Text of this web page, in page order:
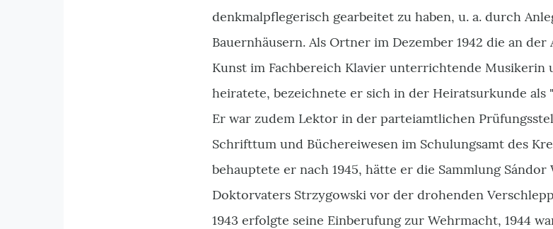
denkmalpflegerisch gearbeitet zu haben, u. a. durch
Bauernhäusern. Als Ortner im Dezember 1942 die an
Kunst im Fachbereich Klavier unterrichtende Musikerin
heiratete, bezeichnete er sich in der Heiratsurkunde als
Er war zudem Lektor in der parteiamtlichen
Schrifttum und Büchereiwesen im Schulungsamt des
behauptete er nach 1945, hätte er die Sammlung
Doktorvaters Strzygowski vor der drohenden
1943 erfolgte seine Einberufung zur Wehrmacht, 1944